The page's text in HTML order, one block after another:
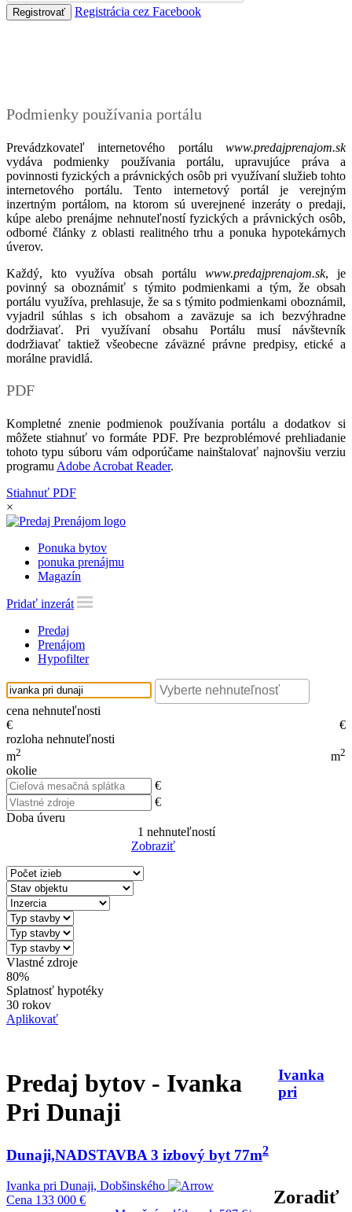
Registrácia cez Facebook
Podmienky používania portálu
Prevádzkovateľ internetového portálu www.predajprenajom.sk
vydáva podmienky používania portálu, upravujúce práva a
povinnosti fyzických a právnických osôb pri využívaní služieb tohto
internetového portálu. Tento internetový portál je verejným
inzertným portálom, na ktorom sú uverejnené inzeráty o predaji,
kúpe alebo prenájme nehnuteľností fyzických a právnických osôb,
odborné články z oblasti realitného trhu a ponuka hypotekárnych
úverov.
Každý, kto využíva obsah portálu www.predajprenajom.sk, je
povinný sa oboznámiť s týmito podmienkami a tým, že obsah
portálu využíva, prehlasuje, že sa s týmito podmienkami oboznámil,
vyjadril súhlas s ich obsahom a zaväzuje sa ich bezvýhradne
dodržiavať. Pri využívaní obsahu Portálu musí návštevník
dodržiavať taktiež všeobecne záväzné právne predpisy, etické a
morálne pravidlá.
PDF
Kompletné znenie podmienok používania portálu a dodatkov si
môžete stiahnuť vo formáte PDF. Pre bezproblémové prehliadanie
tohoto typu súboru vám odporúčame nainštalovať najnovšiu verziu
programu Adobe Acrobat Reader.
Stiahnuť PDF
×
Ponuka bytov
ponuka prenájmu
Magazín
Pridať inzerát
Predaj
Prenájom
Hypofilter
cena nehnuteľnosti
€
€
rozloha nehnuteľnosti
m2 m2
okolie
€
€
Doba úveru
1 nehnuteľností
Zobraziť
Vlastné zdroje
80%
Splatnosť hypotéky
30 rokov
Aplikovať
Predaj bytov - Ivanka
Pri Dunaji
Zoradiť
Ivanka
pri
Dunaji,NADSTAVBA 3 izbový byt 77m2
Ivanka pri Dunaji, Dobšinského
Cena 133 000 €